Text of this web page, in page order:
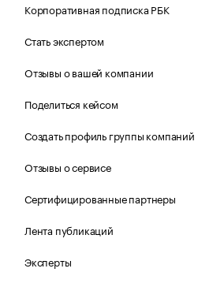
Корпоративная подписка РБК
Стать экспертом
Отзывы о вашей компании
Поделиться кейсом
Создать профиль группы компаний
Отзывы о сервисе
Сертифицированные партнеры
Лента публикаций
Эксперты